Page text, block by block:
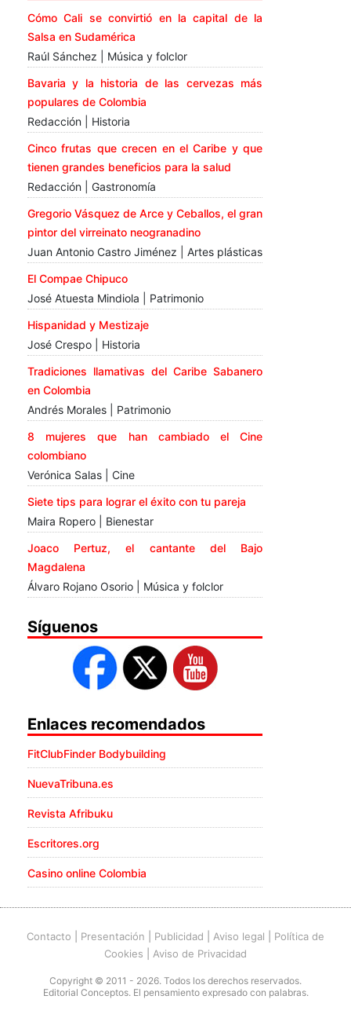
Cómo Cali se convirtió en la capital de la
Salsa en Sudamérica
Raúl Sánchez | Música y folclor
Bavaria y la historia de las cervezas más
populares de Colombia
Redacción | Historia
Cinco frutas que crecen en el Caribe y que
tienen grandes beneficios para la salud
Redacción | Gastronomía
Gregorio Vásquez de Arce y Ceballos, el gran
pintor del virreinato neogranadino
Juan Antonio Castro Jiménez | Artes plásticas
El Compae Chipuco
José Atuesta Mindiola | Patrimonio
Hispanidad y Mestizaje
José Crespo | Historia
Tradiciones llamativas del Caribe Sabanero
en Colombia
Andrés Morales | Patrimonio
8 mujeres que han cambiado el Cine
colombiano
Verónica Salas | Cine
Siete tips para lograr el éxito con tu pareja
Maira Ropero | Bienestar
Joaco Pertuz, el cantante del Bajo
Magdalena
Álvaro Rojano Osorio | Música y folclor
Síguenos
Enlaces recomendados
FitClubFinder Bodybuilding
NuevaTribuna.es
Revista Afribuku
Escritores.org
Casino online Colombia
Contacto Presentación Publicidad Aviso legal
Política de
Cookies
Aviso de Privacidad
Copyright © 2011 - 2026. Todos los derechos reservados.
Editorial Conceptos. El pensamiento expresado con palabras.